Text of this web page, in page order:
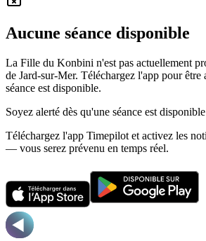
Aucune séance disponible
La Fille du Konbini n'est pas actuellement
de Jard-sur-Mer. Téléchargez l'app pour être
séance est disponible.
Soyez alerté dès qu'une séance est disponible
Téléchargez l'app Timepilot et activez les
— vous serez prévenu en temps réel.